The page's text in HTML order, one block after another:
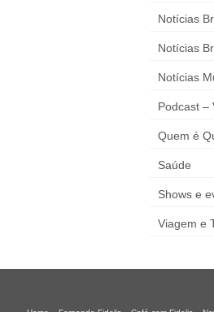
Notícias
Notícias
Notícias
Podcast –
Quem é
Saúde
Shows e
Viagem e